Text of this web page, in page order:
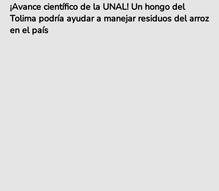
¡Avance científico de la UNAL! Un hongo del
Tolima podría ayudar a manejar residuos del arroz
en el país